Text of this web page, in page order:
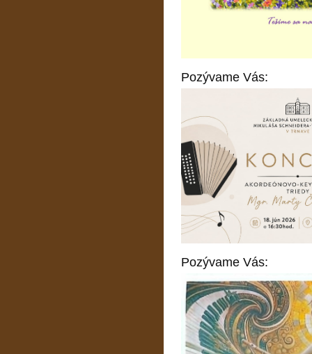
Pozývame Vás:
Pozývame Vás: